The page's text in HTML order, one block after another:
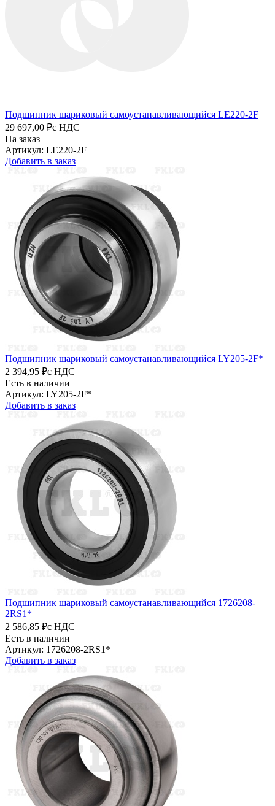
Подшипник шариковый самоустанавливающийся LE220-2F
29 697,00 ₽с НДС
На заказ
Артикул: LE220-2F
Добавить в заказ
Подшипник шариковый самоустанавливающийся LY205-2F*
2 394,95 ₽с НДС
Есть в наличии
Артикул: LY205-2F*
Добавить в заказ
Подшипник шариковый самоустанавливающийся 1726208-
2RS1*
2 586,85 ₽с НДС
Есть в наличии
Артикул: 1726208-2RS1*
Добавить в заказ